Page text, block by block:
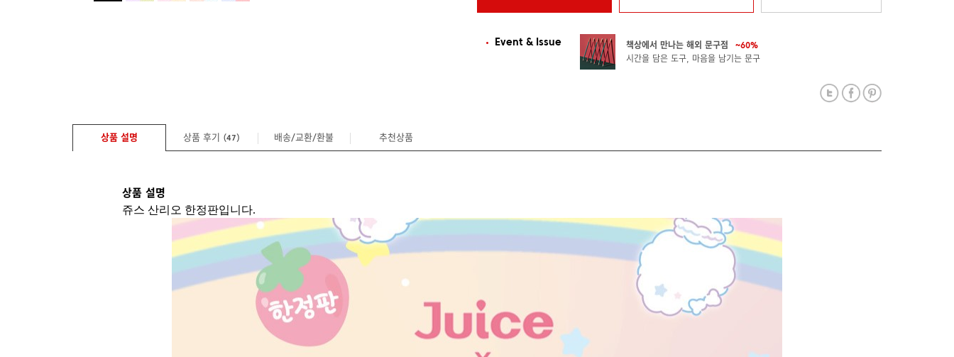
Event & Issue 책상에서 만나는 해외 문구점
~60%
시간을 담은 도구, 마음을 남기는 문구
상품 설명 상품 후기 (47) 배송/교환/환불 추천상품
상품 설명